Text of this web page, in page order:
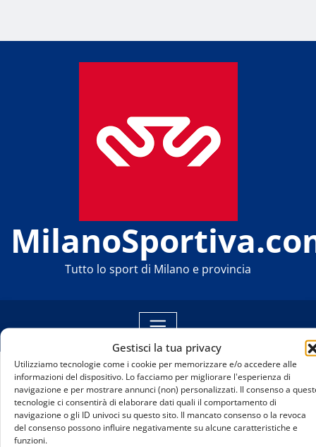
Gestisci la tua privacy
Utilizziamo tecnologie come i cookie per memorizzare e/o accedere alle
informazioni del dispositivo. Lo facciamo per migliorare l'esperienza di
navigazione e per mostrare annunci (non) personalizzati. Il consenso a
tecnologie ci consentirà di elaborare dati quali il comportamento di
navigazione o gli ID univoci su questo sito. Il mancato consenso o la revoca
del consenso possono influire negativamente su alcune caratteristiche e
funzioni.
Tutto lo sport di Milano e provincia
Home
Giorgio Petrosyan conquista Milano: difesa
perfetta del titolo mondiale WAKO Pro